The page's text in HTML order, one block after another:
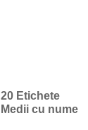
20 Etichete
Medii cu nume